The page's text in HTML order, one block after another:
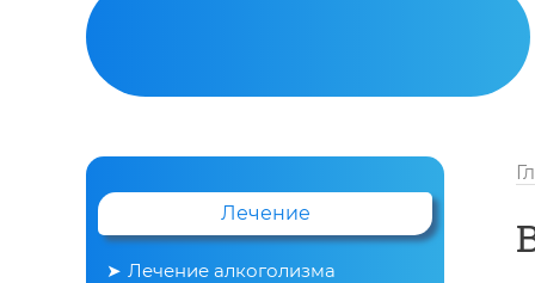
Лечение
Лечение алкоголизма